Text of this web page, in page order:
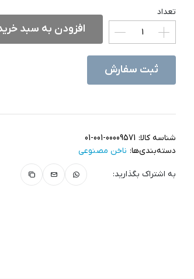
تعداد
افزودن به سبد
ثبت سفارش
شناسه کالا: 01-001-00009571
دسته‌بندی‌ها: ناخن مصنوعی
به اشتراک بگذارید: